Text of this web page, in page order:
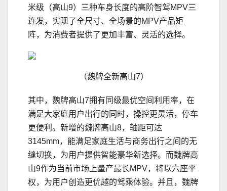
米级（高山9）三种车身长度的高阶智驾MPV三
连发，实现了全尺寸、全场景的MPV产品矩
阵，为消费者提供了更加丰富、灵活的选择。
（魏牌全新高山7）
其中，魏牌高山7拥有同级最优空间利用率，在
满足大家庭用户出行的同时，操控更灵活，停车
更便利。新增的魏牌高山8，轴距可达
3145mm，能满足家庭生活与商务出行之间的无
缝切换，为用户提供智能豪华新选择。而魏牌高
山9作为当前市场上量产最长MPV，将以六座平
权，为用户创造更优越的驾乘体验。并且，魏牌